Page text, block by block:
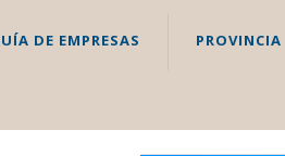
DE EMPRESAS PROVINCIA